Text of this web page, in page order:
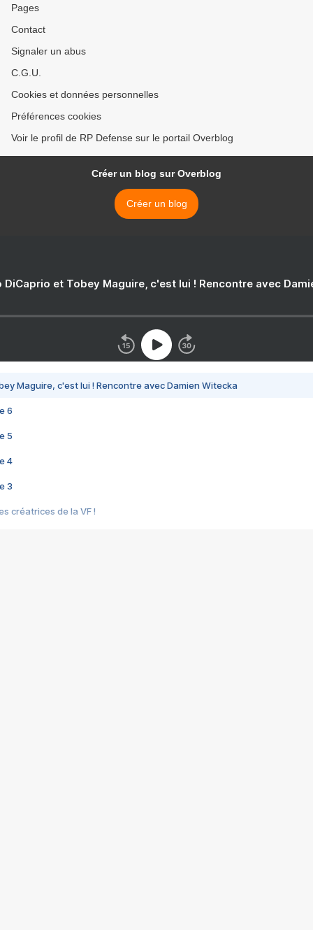
Pages
Contact
Signaler un abus
C.G.U.
Cookies et données personnelles
Préférences cookies
Voir le profil de RP Defense sur le portail Overblog
Créer un blog sur Overblog
Créer un blog
DiCaprio et Tobey Maguire, c'est lui ! Rencontre avec
Maguire, c'est lui ! Rencontre avec Damien Witecka
6
5
4
3
créatrices de la VF !